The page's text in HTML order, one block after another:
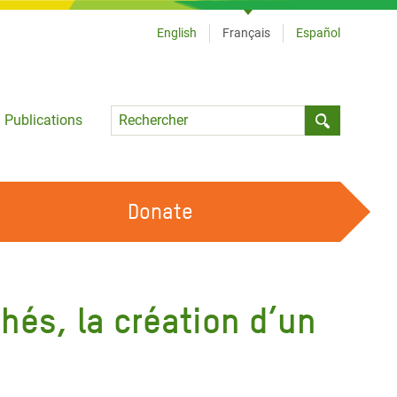
Publications
Language
English Français Español
DEVENIR BÉNÉVOLE
Donate
la création d’un